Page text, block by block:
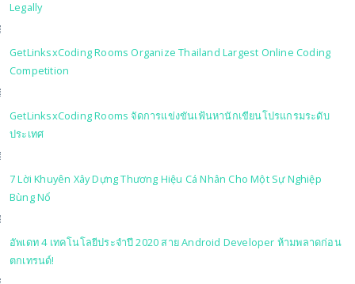
Legally
GetLinksxCoding Rooms Organize Thailand Largest Online Coding
Competition
GetLinksxCoding Rooms จัดการแข่งขันเฟ้นหานักเขียนโปรแกรมระดับ
ประเทศ
7 Lời Khuyên Xây Dựng Thương Hiệu Cá Nhân Cho Một Sự Nghiệp
Bùng Nổ
อัพเดท 4 เทคโนโลยีประจำปี 2020 สาย Android Developer ห้ามพลาดก่อน
ตกเทรนด์!